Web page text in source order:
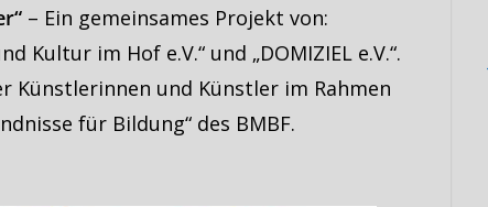
– Ein gemeinsames Projekt von:
Kultur im Hof e.V.“ und „DOMIZIEL e.V.“.
Künstlerinnen und Künstler im Rahmen
für Bildung“ des BMBF.